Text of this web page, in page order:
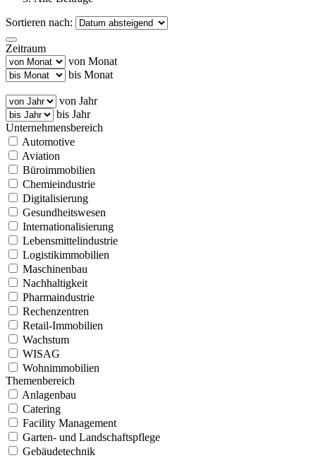
Sortieren nach:
Zeitraum
von Monat
bis Monat
von Jahr
bis Jahr
Unternehmensbereich
Automotive
Aviation
Büroimmobilien
Chemieindustrie
Digitalisierung
Gesundheitswesen
Internationalisierung
Lebensmittelindustrie
Logistikimmobilien
Maschinenbau
Nachhaltigkeit
Pharmaindustrie
Rechenzentren
Retail-Immobilien
Wachstum
WISAG
Wohnimmobilien
Themenbereich
Anlagenbau
Catering
Facility Management
Garten- und Landschaftspflege
Gebäudetechnik